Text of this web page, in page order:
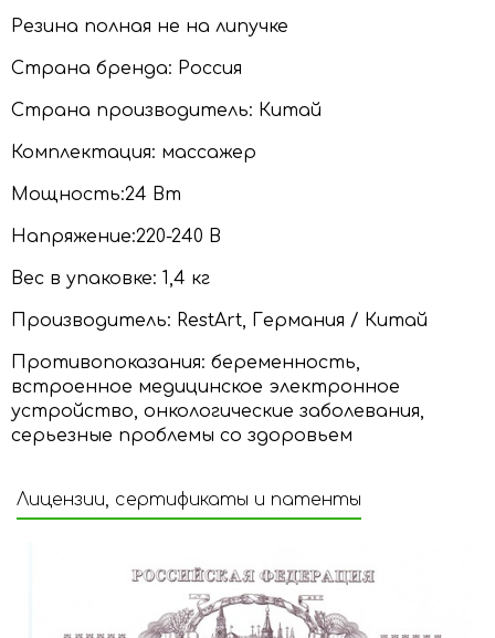
Резина полная не на липучке
Страна бренда: Россия
Страна производитель: Китай
Комплектация: массажер
Мощность:24 Вт
Напряжение:220-240 В
Вес в упаковке: 1,4 кг
Производитель: RestArt, Германия / Китай
Противопоказания: беременность,
встроенное медицинское электронное
устройство, онкологические заболевания,
серьезные проблемы со здоровьем
Лицензии, сертификаты и патенты